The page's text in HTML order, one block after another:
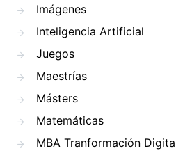
Imágenes
Inteligencia Artificial
Juegos
Maestrías
Másters
Matemáticas
MBA Tranformación